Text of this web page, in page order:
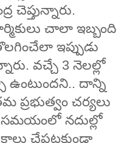
చెప్తున్నారు.
చాలా ఇబ్బంది
ఇప్పుడు
వచ్చే 3 నెలల్లో
ఉంటుందని.. దాన్ని
చర్యలు
సమయంలో నదుల్లో
చేపట్టకుండా